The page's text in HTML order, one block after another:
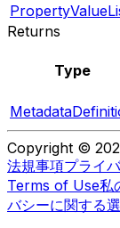
Returns
Type
Copyright ©
法規事項プライ
Terms of Use私
バシーに関する